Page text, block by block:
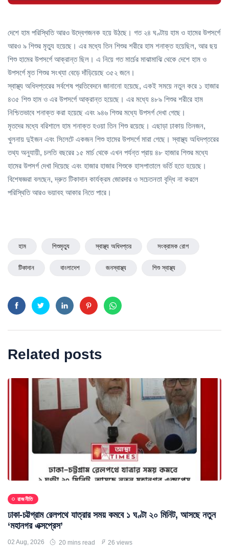
দেশে হাম পরিস্থিতি আরও উদ্বেগজনক হয়ে উঠছে। গত ২৪ ঘণ্টায় হাম ও হামের উপসর্গে
আরও ৯ শিশুর মৃত্যু হয়েছে। এর মধ্যে তিন শিশুর শরীরে হাম শনাক্ত হয়েছিল, আর ছয়
শিশু হামের উপসর্গে আক্রান্ত ছিল। এ নিয়ে গত মার্চের মাঝামাঝি থেকে দেশে হাম ও
উপসর্গে মৃত শিশুর সংখ্যা বেড়ে দাঁড়িয়েছে ৩৫২ জনে।
স্বাস্থ্য অধিদপ্তরের সর্বশেষ প্রতিবেদনে জানানো হয়েছে, একই সময়ে নতুন করে ১ হাজার
৪৩৫ শিশু হাম ও এর উপসর্গে আক্রান্ত হয়েছে। এর মধ্যে ৪৮৯ শিশুর শরীরে হাম
নিশ্চিতভাবে শনাক্ত করা হয়েছে এবং ৯৪৬ শিশুর মধ্যে উপসর্গ দেখা গেছে।
মৃতদের মধ্যে বরিশালে হাম শনাক্ত হওয়া তিন শিশু রয়েছে। এছাড়া ঢাকায় তিনজন,
খুলনায় দুইজন এবং সিলেটে একজন শিশু হামের উপসর্গে মারা গেছে। স্বাস্থ্য অধিদপ্তরের
তথ্য অনুযায়ী, চলতি বছরের ১৫ মার্চ থেকে এখন পর্যন্ত প্রায় ৪৮ হাজার শিশুর মধ্যে
হামের উপসর্গ দেখা দিয়েছে এবং হাজার হাজার শিশুকে হাসপাতালে ভর্তি হতে হয়েছে।
বিশেষজ্ঞরা বলছেন, দ্রুত টিকাদান কার্যক্রম জোরদার ও সচেতনতা বৃদ্ধি না করলে
পরিস্থিতি আরও ভয়াবহ আকার নিতে পারে।
হাম শিশুমৃত্যু স্বাস্থ্য অধিদপ্তর সংক্রামক রোগ
টিকাদান বাংলাদেশ জনস্বাস্থ্য শিশু স্বাস্থ্য
Related posts
রাজনীতি
ঢাকা-চট্টগ্রাম রেলপথে যাত্রার সময় কমবে ১ ঘণ্টা ২০ মিনিট, আসছে নতুন
‘মহানগর এক্সপ্রেস’
02 Aug, 2026 20 mins read 26 views